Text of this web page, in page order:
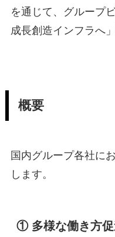
を通じて、グループ
成長創造インフラへ
概要
国内グループ各社に
します。
① 多様な働き方促